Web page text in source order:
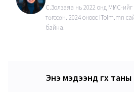
С.Золзаяа нь 2022 онд МҮИС-ийг
төгссөн. 2024 оноос iToim.mn
байна.
Энэ мэдээнд өгөх